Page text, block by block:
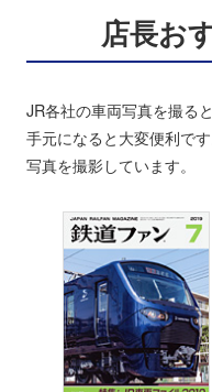
店長お
JR各社の車両写真を撮る
手元になると大変便利で
写真を撮影しています。